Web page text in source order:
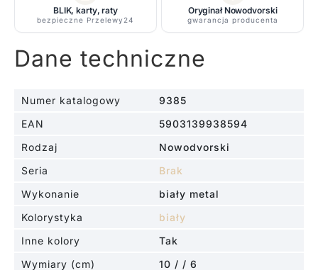
BLIK, karty, raty
bezpieczne Przelewy24
Oryginał Nowodvorski
gwarancja producenta
Dane techniczne
Numer katalogowy
9385
EAN
5903139938594
Rodzaj
Nowodvorski
Seria
Brak
Wykonanie
biały metal
Kolorystyka
biały
Inne kolory
Tak
Wymiary (cm)
10 / / 6